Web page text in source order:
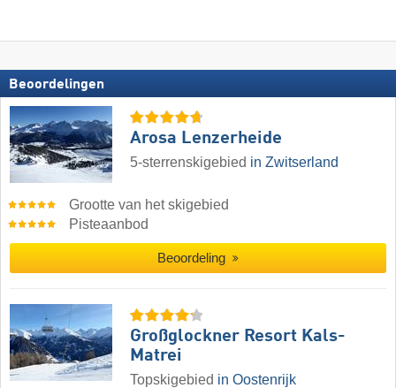
Beoordelingen
Arosa Lenzerheide
5-sterrenskigebied in Zwitserland
Grootte van het skigebied
Pisteaanbod
Beoordeling
Großglockner Resort Kals-
Matrei
Topskigebied in Oostenrijk